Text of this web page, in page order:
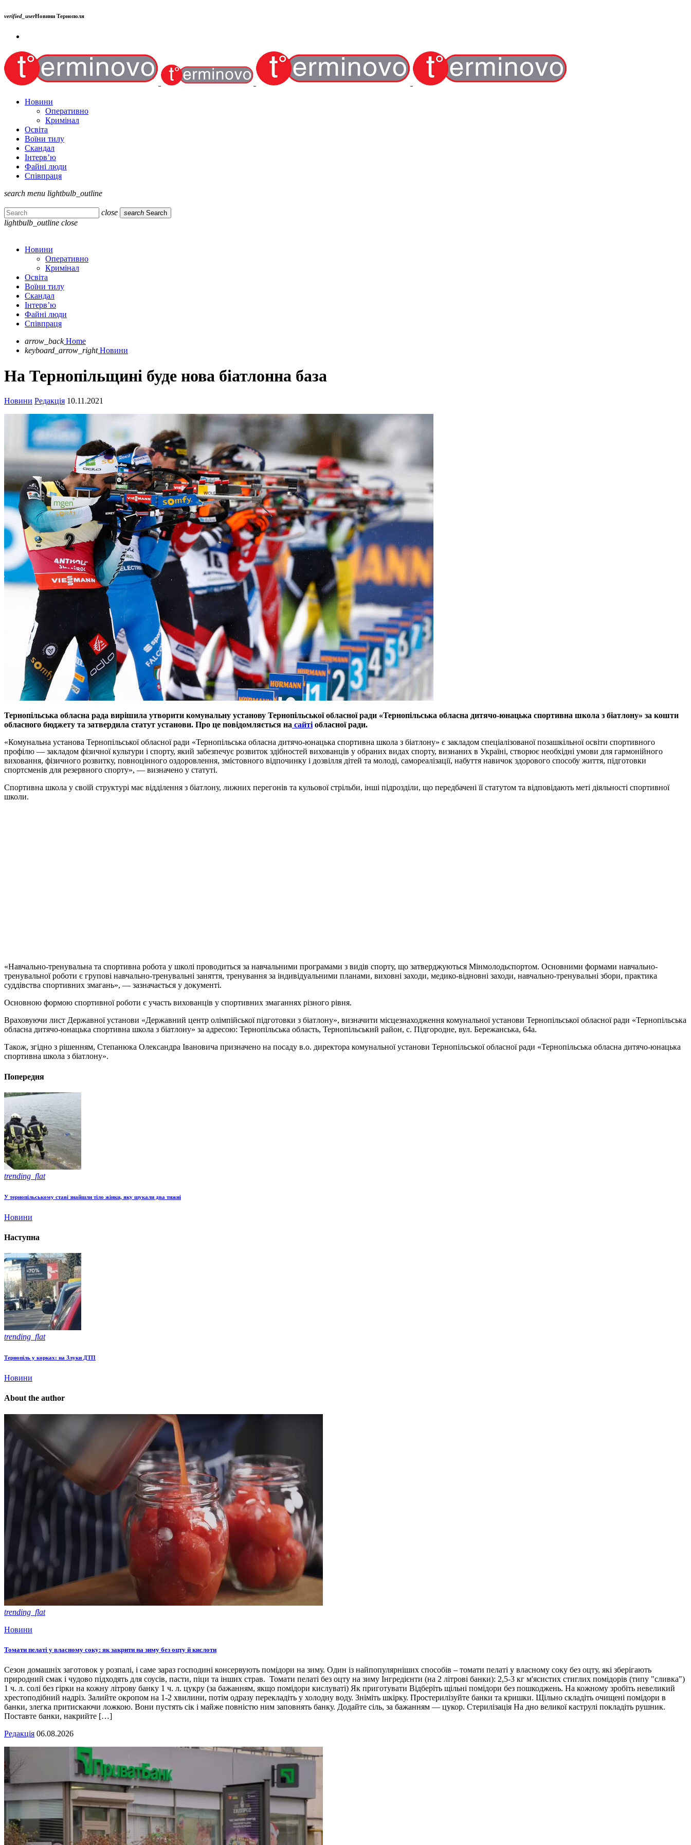
verified_userНовини Тернополя
Новини
Оперативно
Кримінал
Освіта
Воїни тилу
Скандал
Інтерв’ю
Файні люди
Співпраця
search menu lightbulb_outline
close search Search
lightbulb_outline close
Новини
Оперативно
Кримінал
Освіта
Воїни тилу
Скандал
Інтерв’ю
Файні люди
Співпраця
arrow_back Home
keyboard_arrow_right Новини
На Тернопільщині буде нова біатлонна база
Новини Редакція 10.11.2021
Тернопільська обласна рада вирішила утворити комунальну установу Тернопільської обласної ради «Тернопільська обласна дитячо-юнацька спортивна школа з біатлону» за кошти
обласного бюджету та затвердила статут установи. Про це повідомляється на сайті обласної ради.
«Комунальна установа Тернопільської обласної ради «Тернопільська обласна дитячо-юнацька спортивна школа з біатлону» є закладом спеціалізованої позашкільної освіти спортивного
профілю — закладом фізичної культури і спорту, який забезпечує розвиток здібностей вихованців у обраних видах спорту, визнаних в Україні, створює необхідні умови для гармонійного
виховання, фізичного розвитку, повноцінного оздоровлення, змістовного відпочинку і дозвілля дітей та молоді, самореалізації, набуття навичок здорового способу життя, підготовки
спортсменів для резервного спорту», — визначено у статуті.
Спортивна школа у своїй структурі має відділення з біатлону, лижних перегонів та кульової стрільби, інші підрозділи, що передбачені її статутом та відповідають меті діяльності спортивної
школи.
«Навчально-тренувальна та спортивна робота у школі проводиться за навчальними програмами з видів спорту, що затверджуються Мінмолодьспортом. Основними формами навчально-
тренувальної роботи є групові навчально-тренувальні заняття, тренування за індивідуальними планами, виховні заходи, медико-відновні заходи, навчально-тренувальні збори, практика
суддівства спортивних змагань», — зазначається у документі.
Основною формою спортивної роботи є участь вихованців у спортивних змаганнях різного рівня.
Враховуючи лист Державної установи «Державний центр олімпійської підготовки з біатлону», визначити місцезнаходження комунальної установи Тернопільської обласної ради «Тернопільська
обласна дитячо-юнацька спортивна школа з біатлону» за адресою: Тернопільська область, Тернопільський район, с. Підгородне, вул. Бережанська, 64а.
Також, згідно з рішенням, Степанюка Олександра Івановича призначено на посаду в.о. директора комунальної установи Тернопільської обласної ради «Тернопільська обласна дитячо-юнацька
спортивна школа з біатлону».
Попередня
trending_flat
У тернопільському ставі знайшли тіло жінки, яку шукали два тижні
Новини
Наступна
trending_flat
Тернопіль у корках: на Злуки ДТП
Новини
About the author
trending_flat
Новини
Томати пелаті у власному соку: як закрити на зиму без оцту й кислоти
Сезон домашніх заготовок у розпалі, і саме зараз господині консервують помідори на зиму. Один із найпопулярніших способів – томати пелаті у власному соку без оцту, які зберігають
природний смак і чудово підходять для соусів, пасти, піци та інших страв. Томати пелаті без оцту на зиму Інгредієнти (на 2 літрові банки): 2,5-3 кг м'ясистих стиглих помідорів (типу "сливка")
1 ч. л. солі без гірки на кожну літрову банку 1 ч. л. цукру (за бажанням, якщо помідори кислуваті) Як приготувати Відберіть щільні помідори без пошкоджень. На кожному зробіть невеликий
хрестоподібний надріз. Залийте окропом на 1-2 хвилини, потім одразу перекладіть у холодну воду. Зніміть шкірку. Простерилізуйте банки та кришки. Щільно складіть очищені помідори в
банки, злегка притискаючи ложкою. Вони пустять сік і майже повністю ним заповнять банку. Додайте сіль, за бажанням — цукор. Стерилізація На дно великої каструлі покладіть рушник.
Поставте банки, накрийте […]
Редакція 06.08.2026